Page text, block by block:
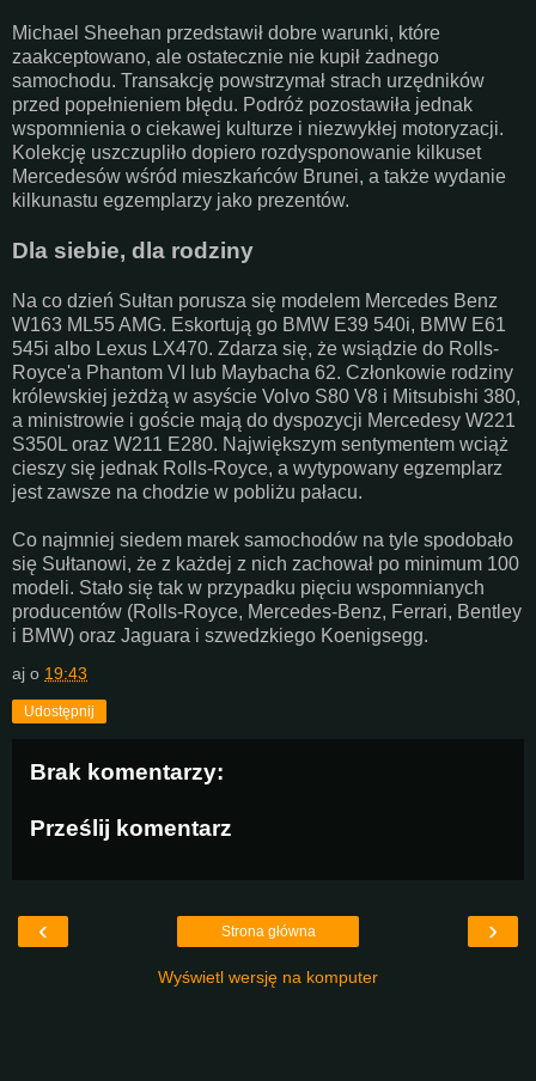
Michael Sheehan przedstawił dobre warunki, które
zaakceptowano, ale ostatecznie nie kupił żadnego
samochodu. Transakcję powstrzymał strach urzędników
przed popełnieniem błędu. Podróż pozostawiła jednak
wspomnienia o ciekawej kulturze i niezwykłej motoryzacji.
Kolekcję uszczupliło dopiero rozdysponowanie kilkuset
Mercedesów wśród mieszkańców Brunei, a także wydanie
kilkunastu egzemplarzy jako prezentów.
Dla siebie, dla rodziny
Na co dzień Sułtan porusza się modelem Mercedes Benz
W163 ML55 AMG. Eskortują go BMW E39 540i, BMW E61
545i albo Lexus LX470. Zdarza się, że wsiądzie do Rolls-
Royce'a Phantom VI lub Maybacha 62. Członkowie rodziny
królewskiej jeżdżą w asyście Volvo S80 V8 i Mitsubishi 380,
a ministrowie i goście mają do dyspozycji Mercedesy W221
S350L oraz W211 E280. Największym sentymentem wciąż
cieszy się jednak Rolls-Royce, a wytypowany egzemplarz
jest zawsze na chodzie w pobliżu pałacu.
Co najmniej siedem marek samochodów na tyle spodobało
się Sułtanowi, że z każdej z nich zachował po minimum 100
modeli. Stało się tak w przypadku pięciu wspomnianych
producentów (Rolls-Royce, Mercedes-Benz, Ferrari, Bentley
i BMW) oraz Jaguara i szwedzkiego Koenigsegg.
aj o 19:43
Udostępnij
Brak komentarzy:
Prześlij komentarz
‹ ›
Strona główna
Wyświetl wersję na komputer